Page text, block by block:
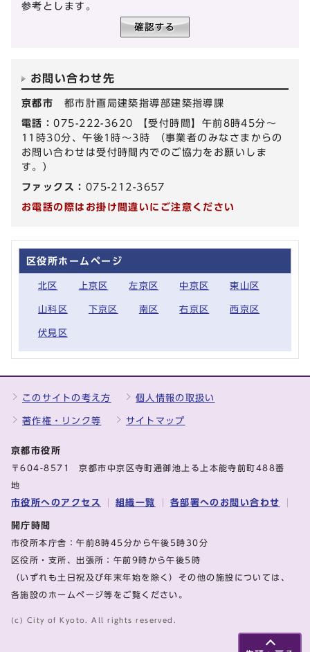
参考とします。
お問い合わせ先
京都市 都市計画局建築指導部建築指導課
電話：075-222-3620 【受付時間】午前8時45分～
11時30分、午後1時～3時 （事業者のみなさまからの
お問い合わせは受付時間内でのご協力をお願いしま
す。）
ファックス： 075-212-3657
お電話の際はお掛け間違いにご注意ください
区役所ホームページ
北区 上京区 左京区 中京区 東山区
山科区 下京区 南区 右京区 西京区
伏見区
このサイトの考え方 個人情報の取扱い
著作権・リンク等 サイトマップ
京都市役所
〒604-8571 京都市中京区寺町通御池上る上本能寺前町488番
地
市役所へのアクセス 組織一覧 各部署へのお問い合わせ
開庁時間
市役所本庁舎：午前8時45分から午後5時30分
区役所・支所、出張所：午前9時から午後5時
（いずれも土日祝及び年末年始を除く）その他の施設については、
各施設のホームページ等をご覧ください。
(c) City of Kyoto. All rights reserved.